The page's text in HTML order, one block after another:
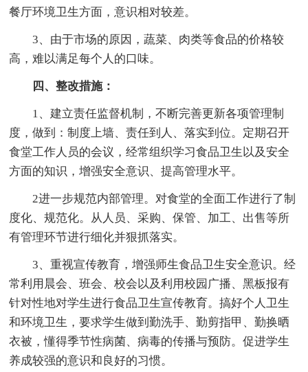
餐厅环境卫生方面，意识相对较差。
3、由于市场的原因，蔬菜、肉类等食品的价格较
高，难以满足每个人的口味。
四、整改措施：
1、建立责任监督机制，不断完善更新各项管理制
度，做到：制度上墙、责任到人、落实到位。定期召开
食堂工作人员的会议，经常组织学习食品卫生以及安全
方面的知识，增强安全意识、提高管理水平。
2进一步规范内部管理。对食堂的全面工作进行了制
度化、规范化。从人员、采购、保管、加工、出售等所
有管理环节进行细化并狠抓落实。
3、重视宣传教育，增强师生食品卫生安全意识。经
常利用晨会、班会、校会以及利用校园广播、黑板报有
针对性地对学生进行食品卫生宣传教育。搞好个人卫生
和环境卫生，要求学生做到勤洗手、勤剪指甲、勤换晒
衣被，懂得季节性病菌、病毒的传播与预防。促进学生
养成较强的意识和良好的习惯。